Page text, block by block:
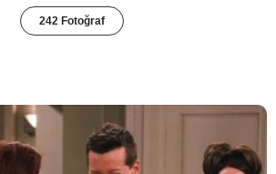
242 Fotoğraf